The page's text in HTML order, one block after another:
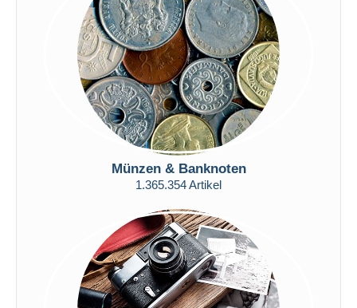
Übernehmen
Münzen & Banknoten
1.365.354 Artikel